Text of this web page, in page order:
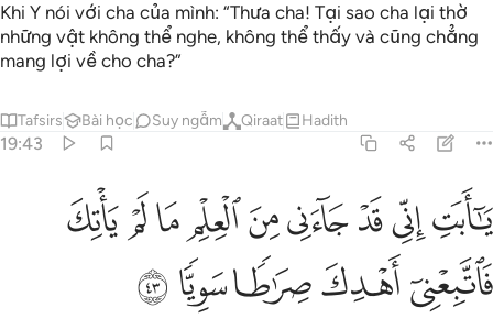
Khi Y nói với cha của mình: “Thưa cha! Tại sao cha lại thờ
những vật không thể nghe, không thể thấy và cũng chẳng
mang lợi về cho cha?”
Tafsirs Bài học Suy ngẫm Qiraat Hadith
19:43
يا ابت اني قد جاءني من العلم ما لم ياتك فاتبعني اهدك صراطا سويا ٤٣
يَـٰٓأَبَتِ إِنِّى قَدْ جَآءَنِى مِنَ ٱلْعِلْمِ مَا لَمْ يَأْتِكَ فَٱتَّبِعْنِىٓ أَهْدِكَ صِرَٰطًۭا
ﱱﱲﱳﱴﱵﱶﱷﱸﱹ
ﱺﱻﱼﱽﱾ